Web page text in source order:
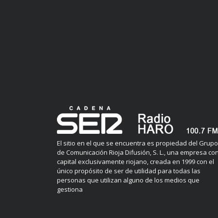
El sitio en el que se encuentra es propiedad del Grupo
de Comunicación Rioja Difusión, S. L., una empresa
capital exclusivamente riojano, creada en 1999 con el
único propósito de ser de utilidad para todas las
personas que utilizan alguno de los medios que
gestiona